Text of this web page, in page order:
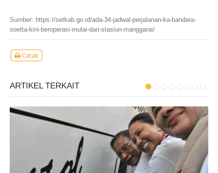
Sumber: https://setkab.go.id/ada-34-jadwal-perjalanan-ka-bandara-
soetta-kini-beroperasi-mulai-dari-stasiun-manggarai/
Cetak
ARTIKEL TERKAIT